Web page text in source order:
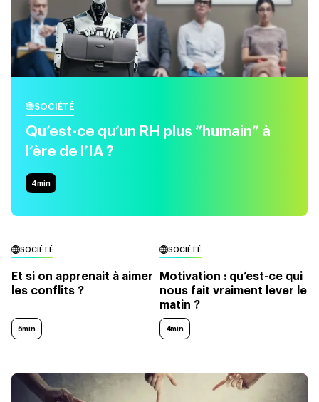
SOCIÉTÉ
Qu’est-ce qu’un RH plus “humain” à
l’ère de l’IA ?
4min
SOCIÉTÉ
Et si on apprenait à aimer
les conflits ?
5min
SOCIÉTÉ
Motivation : qu’est-ce qui
nous fait vraiment lever le
matin ?
4min